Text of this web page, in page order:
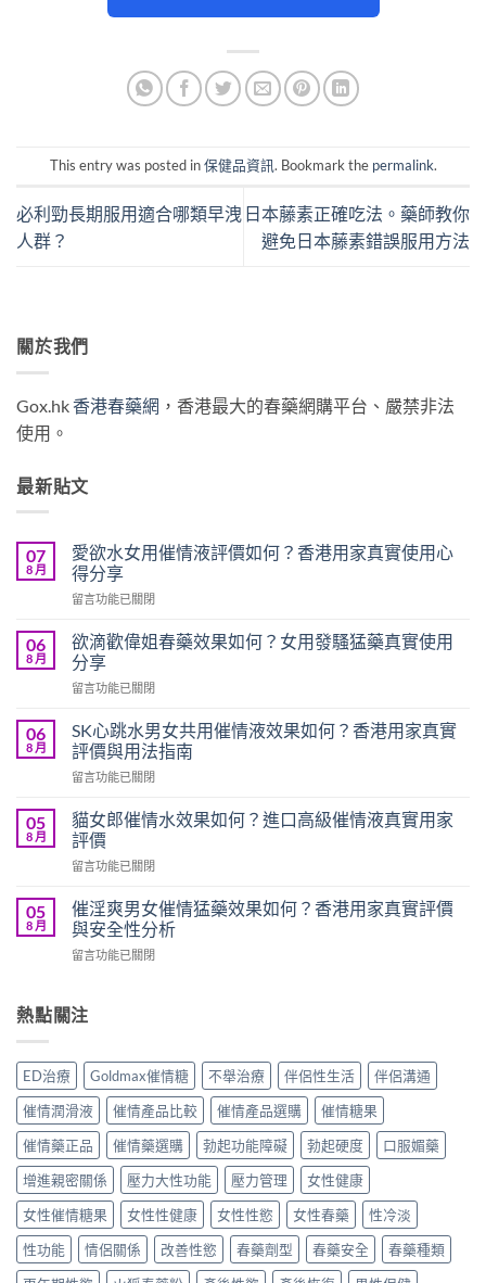
This entry was posted in保健品資訊. Bookmark the permalink.
必利勁長期服用適合哪類早洩
人群？
日本藤素正確吃法。藥師教你
避免日本藤素錯誤服用方法
關於我們
Gox.hk香港春藥網 ，香港最大的春藥網購平台、嚴禁非法
使用。
最新貼文
07
8 月
愛欲水女用催情液評價如何？香港用家真實使用心
得分享
在
欲
水
女
用
情
液
評
價
何？
香
用
真
實
使
得
分
中
留言功能已關閉
06
8 月
欲滴歡偉姐春藥效果如何？女用發騷猛藥真實使用
分享
在
滴
歡
偉
姐
藥
效
果
如
女
用
騷
真
分
享〉
中
留言功能已關閉
06
8 月
SK心跳水男女共用催情液效果如何？香港用家真實
評價與用法指南
在
心
跳
水
男
共
用
催
情
果
港
用
家
真
實
評
價
與
用
指
留言功能已關閉
05
8 月
貓女郎催情水效果如何？進口高級催情液真實用家
評價
在
女
郎
催
情
果
進
口
高
級
催
情
液
真
實
用
評
留言功能已關閉
05
8 月
催淫爽男女催情猛藥效果如何？香港用家真實評價
與安全性分析
在
爽
男
催
猛
藥
效
果
如
何？
香
港
家
留言功能已關閉
熱點關注
ED治療 Goldmax催情糖 不舉治療 伴侶性生活
伴侶溝通
催情潤滑液
催情產品比較 催情產品選購
催情糖果
催情藥正品
催情藥選購 勃起功能障礙 勃起硬度
口服媚藥
增進親密關係
壓力大性功能 壓力管理
女性健康
女性催情糖果
女性性健康 女性性慾 女性春藥
性冷淡
性功能
情侶關係 改善性慾 春藥劑型 春藥安全
春藥種類